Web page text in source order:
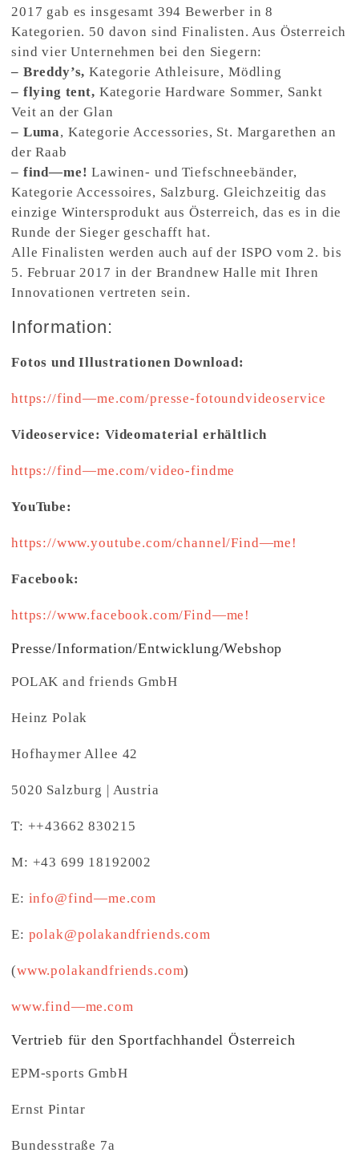
2017 gab es insgesamt 394 Bewerber in 8
Kategorien. 50 davon sind Finalisten. Aus Österreich
sind vier Unternehmen bei den Siegern:
– Breddy’s, Kategorie Athleisure, Mödling
– flying tent, Kategorie Hardware Sommer, Sankt
Veit an der Glan
– Luma, Kategorie Accessories, St. Margarethen an
der Raab
– find—me! Lawinen- und Tiefschneebänder,
Kategorie Accessoires, Salzburg. Gleichzeitig das
einzige Wintersprodukt aus Österreich, das es in die
Runde der Sieger geschafft hat.
Alle Finalisten werden auch auf der ISPO vom 2. bis
5. Februar 2017 in der Brandnew Halle mit Ihren
Innovationen vertreten sein.
Information:
Fotos und Illustrationen Download:
https://find—me.com/presse-fotoundvideoservice
Videoservice: Videomaterial erhältlich
https://find—me.com/video-findme
YouTube:
https://www.youtube.com/channel/Find—me!
Facebook:
https://www.facebook.com/Find—me!
Presse/Information/Entwicklung/Webshop
POLAK and friends GmbH
Heinz Polak
Hofhaymer Allee 42
5020 Salzburg | Austria
T: ++43662 830215
M: +43 699 18192002
E: info@find—me.com
E: polak@polakandfriends.com
(www.polakandfriends.com)
www.find—me.com
Vertrieb für den Sportfachhandel Österreich
EPM-sports GmbH
Ernst Pintar
Bundesstraße 7a